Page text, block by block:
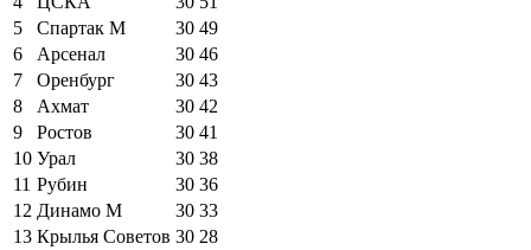
5
Спартак М 30 49
6
Арсенал 30 46
7
Оренбург 30 43
8
Ахмат 30 42
9
Ростов 30 41
10 Урал 30 38
11 Рубин 30 36
12 Динамо М 30 33
13 Крылья Советов 30 28